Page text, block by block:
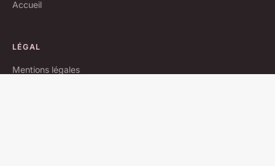
Accueil
LÉGAL
Mentions légales